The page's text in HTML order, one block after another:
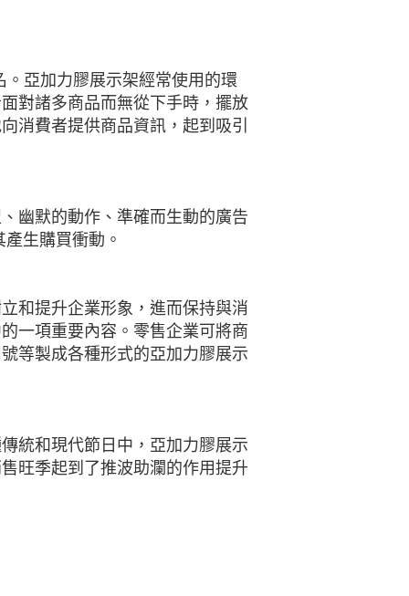
。亞加力膠展示架經常使用的環
對諸多商品而無從下手時，擺放
消費者提供商品資訊，起到吸引
幽默的動作、準確而生動的廣告
生購買衝動。
和提升企業形象，進而保持與消
一項重要內容。零售企業可將商
等製成各種形式的亞加力膠展示
統和現代節日中，亞加力膠展示
旺季起到了推波助瀾的作用提升